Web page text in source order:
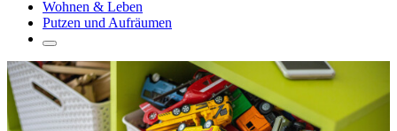
Wohnen & Leben
Putzen und Aufräumen